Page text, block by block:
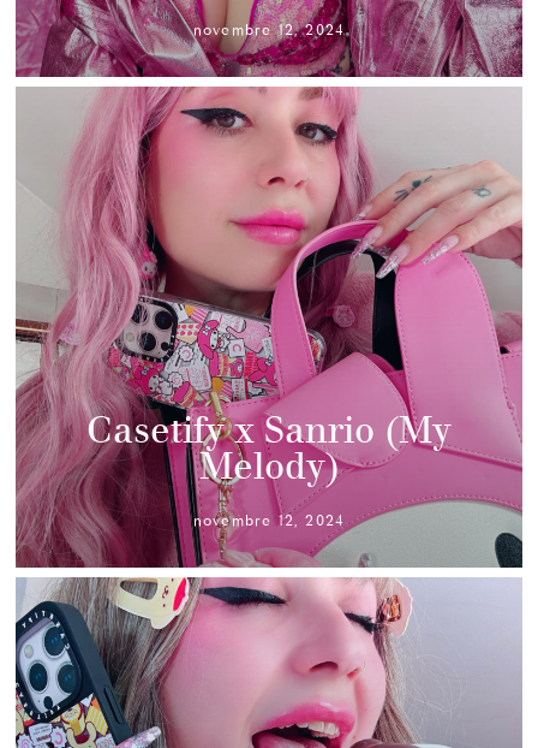
novembre 12, 2024
Casetify x Sanrio (My
Melody)
novembre 12, 2024